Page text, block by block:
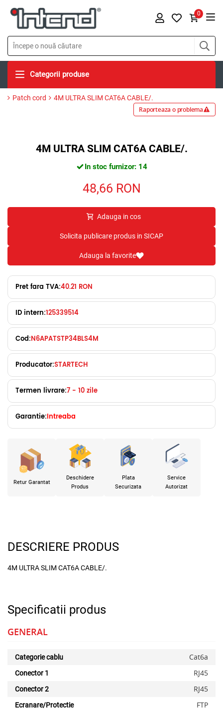
0
Categorii produse
Patch cord 4M ULTRA SLIM CAT6A CABLE/.
Raporteaza o problema
4M ULTRA SLIM CAT6A CABLE/.
In stoc furnizor: 14
48,66 RON
Adauga in cos
Solicita publicare produs in SICAP
Adauga la favorite
Pret fara TVA:40.21 RON
ID intern:125339514
Cod:N6APATSTP34BLS4M
Producator:STARTECH
Termen livrare:7 - 10 zile
Garantie:Intreaba
Retur Garantat
Deschidere
Produs
Plata
Securizata
Service
Autorizat
DESCRIERE PRODUS
4M ULTRA SLIM CAT6A CABLE/.
Specificatii produs
GENERAL
Categorie cablu Cat6a
Conector 1 RJ45
Conector 2 RJ45
Ecranare/Protectie FTP
x